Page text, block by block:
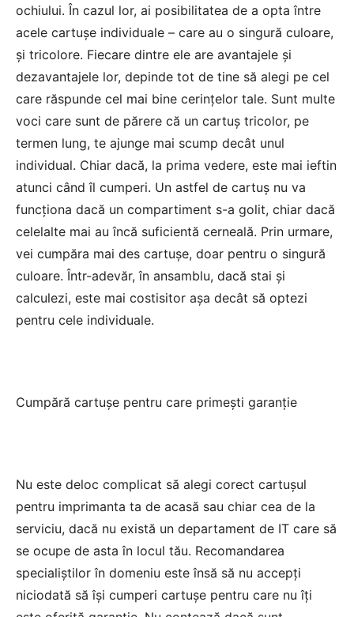
ochiului. În cazul lor, ai posibilitatea de a opta între
acele cartușe individuale – care au o singură culoare,
și tricolore. Fiecare dintre ele are avantajele și
dezavantajele lor, depinde tot de tine să alegi pe cel
care răspunde cel mai bine cerințelor tale. Sunt multe
voci care sunt de părere că un cartuș tricolor, pe
termen lung, te ajunge mai scump decât unul
individual. Chiar dacă, la prima vedere, este mai ieftin
atunci când îl cumperi. Un astfel de cartuș nu va
funcționa dacă un compartiment s-a golit, chiar dacă
celelalte mai au încă suficientă cerneală. Prin urmare,
vei cumpăra mai des cartușe, doar pentru o singură
culoare. Într-adevăr, în ansamblu, dacă stai și
calculezi, este mai costisitor așa decât să optezi
pentru cele individuale.
Cumpără cartușe pentru care primești garanție
Nu este deloc complicat să alegi corect cartușul
pentru imprimanta ta de acasă sau chiar cea de la
serviciu, dacă nu există un departament de IT care să
se ocupe de asta în locul tău. Recomandarea
specialiștilor în domeniu este însă să nu accepți
niciodată să își cumperi cartușe pentru care nu îți